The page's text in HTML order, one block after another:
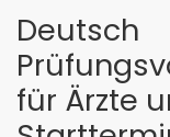
Deutsch
für Ärzte